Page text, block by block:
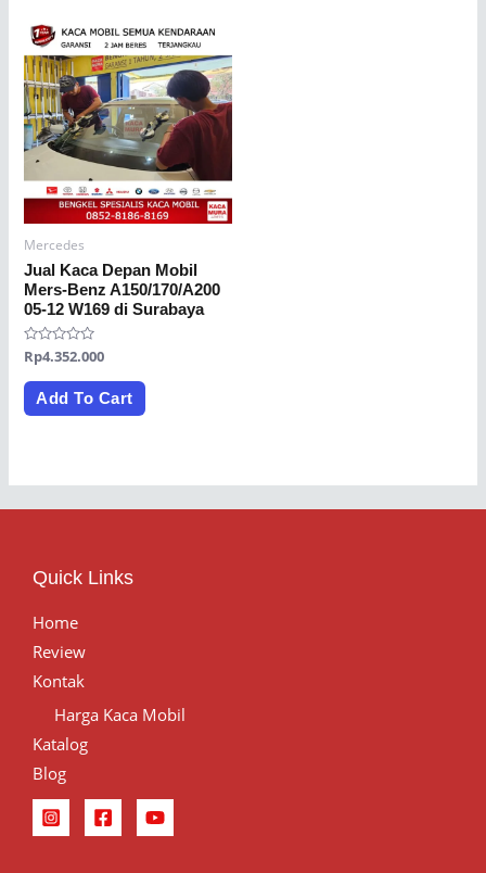
Mercedes
Jual Kaca Depan Mobil
Mers-Benz A150/170/A200
05-12 W169 di Surabaya
Rated
0
out
Rp4.352.000
Add To Cart
Quick Links
Home
Review
Kontak
Harga Kaca Mobil
Katalog
Blog